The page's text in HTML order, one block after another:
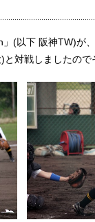
(以下 阪神TW)が
対戦しましたので